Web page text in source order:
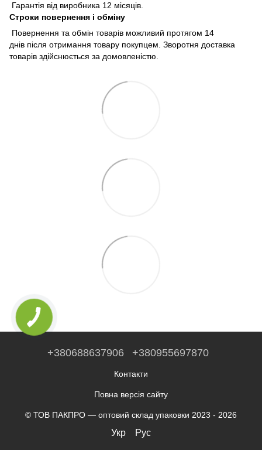
Гарантія від виробника 12 місяців.
Строки повернення і обміну
Повернення та обмін товарів можливий протягом 14
днів після отримання товару покупцем. Зворотня доставка
товарів здійснюється за домовленістю.
+380688637906 +380955697870
Контакти
Повна версія сайту
© ТОВ ПАКПРО — оптовий склад упаковки 2023 - 2026
Укр Рус